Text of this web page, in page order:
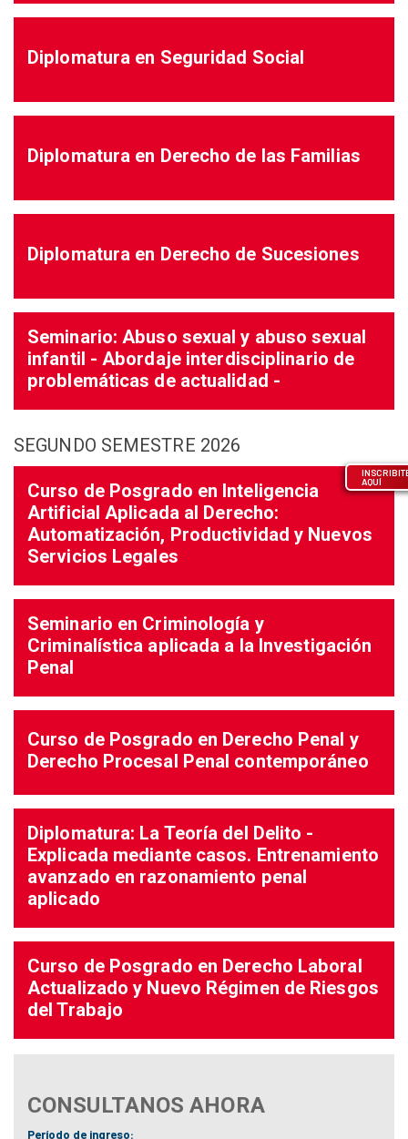
Diplomatura en Seguridad Social
Diplomatura en Derecho de las Familias
Diplomatura en Derecho de Sucesiones
Seminario: Abuso sexual y abuso sexual
infantil - Abordaje interdisciplinario de
problemáticas de actualidad -
SEGUNDO SEMESTRE 2026
Curso de Posgrado en Inteligencia
Artificial Aplicada al Derecho:
Automatización, Productividad y Nuevos
Servicios Legales
Seminario en Criminología y
Criminalística aplicada a la Investigación
Penal
Curso de Posgrado en Derecho Penal y
Derecho Procesal Penal contemporáneo
Diplomatura: La Teoría del Delito -
Explicada mediante casos. Entrenamiento
avanzado en razonamiento penal
aplicado
Curso de Posgrado en Derecho Laboral
Actualizado y Nuevo Régimen de Riesgos
del Trabajo
CONSULTANOS AHORA
AQUÍ